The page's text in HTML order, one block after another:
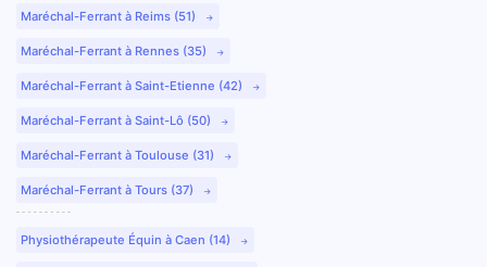
Maréchal-Ferrant à Reims (51)
Maréchal-Ferrant à Rennes (35)
Maréchal-Ferrant à Saint-Etienne (42)
Maréchal-Ferrant à Saint-Lô (50)
Maréchal-Ferrant à Toulouse (31)
Maréchal-Ferrant à Tours (37)
Physiothérapeute Équin à Caen (14)